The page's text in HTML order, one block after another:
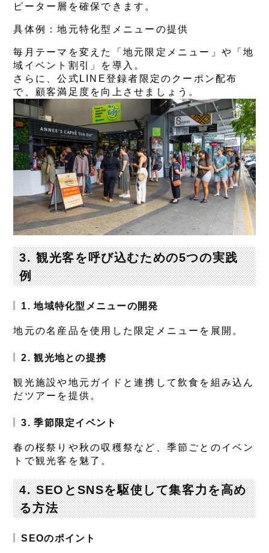
ピーター層を確保できます。
具体例：地元特化型メニューの提供
毎月テーマを変えた「地元限定メニュー」や「地
域イベント割引」を導入。
さらに、公式LINE登録者限定のクーポン配布
で、顧客満足度を向上させましょう。
3. 観光客を呼び込むための5つの実践
例
1. 地域特化型メニューの開発
地元の名産品を使用した限定メニューを展開。
2. 観光地との提携
観光施設や地元ガイドと連携して飲食を組み込ん
だツアーを提供。
3. 季節限定イベント
春の桜祭りや秋の収穫祭など、季節ごとのイベン
トで観光客を魅了。
4. SEOとSNSを駆使して集客力を高め
る方法
SEOのポイント